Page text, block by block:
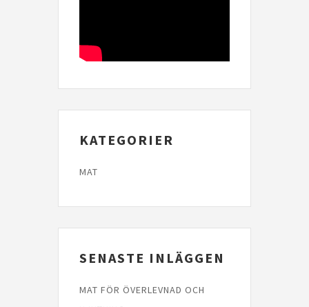
KATEGORIER
MAT
SENASTE INLÄGGEN
MAT FÖR ÖVERLEVNAD OCH